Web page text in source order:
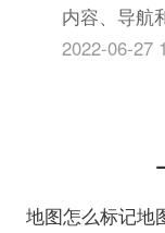
内容、导航
年公司成立
除地图导
2022-06-27
地图怎么标记地